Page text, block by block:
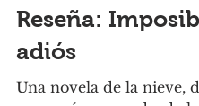
Novela
Reseña:
adiós